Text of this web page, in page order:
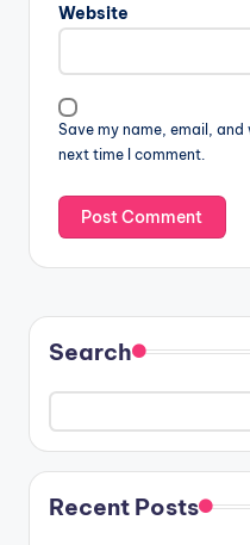
Website
Save my name, email,
next time I comment.
Search
Recent Posts